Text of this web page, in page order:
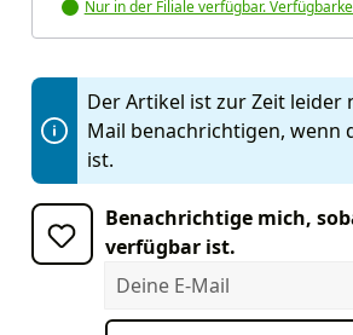
Nur in der Filiale verfügbar.
Der Artikel ist zur Zeit leider
Mail benachrichtigen,
ist.
Benachrichtige mich,
verfügbar ist.
Deine E-Mail